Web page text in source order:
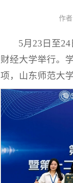
作者
5月23日至
财经大学举行。
项，山东师范大